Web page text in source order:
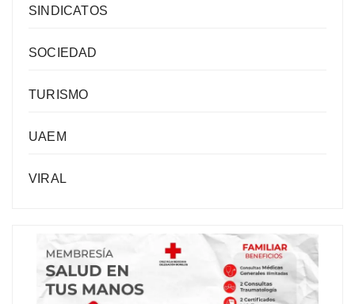
SINDICATOS
SOCIEDAD
TURISMO
UAEM
VIRAL